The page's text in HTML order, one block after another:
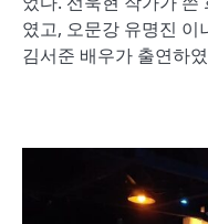
였고, 오문강 유명진
김서준 배우가 출연하